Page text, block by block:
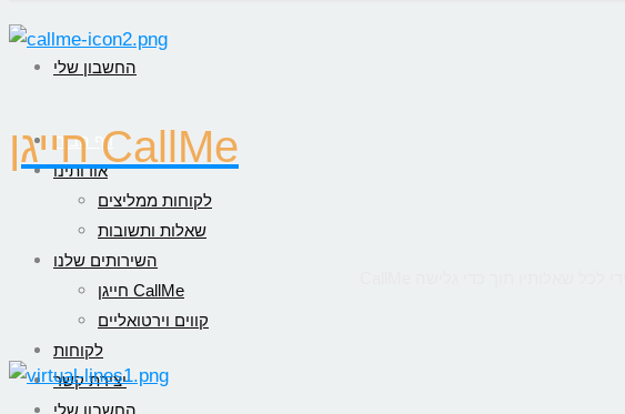
החשבון שלי
דף הבית
אודותינו
לקוחות ממליצים
שאלות ותשובות
השירותים שלנו
חייגן CallMe
קווים וירטואליים
לקוחות
יצירת קשר
החשבון שלי
חייגן CallMe